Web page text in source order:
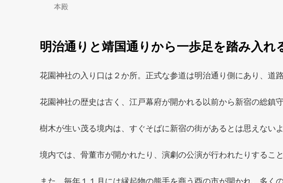
本殿
明治通りと靖国通りから一歩足を踏み入れ
花園神社の入り口は２か所。正式な参道は明治通り側にあり、道
花園神社の歴史は古く、江戸幕府が開かれる以前から新宿の総鎮
樹木が生い茂る境内は、すぐそばに新宿の街があるとは思えない
境内では、骨董市が開かれたり、演劇の公演が行われたりすること
また、毎年１１月には縁起物の熊手を商う酉の市が開かれ、多く